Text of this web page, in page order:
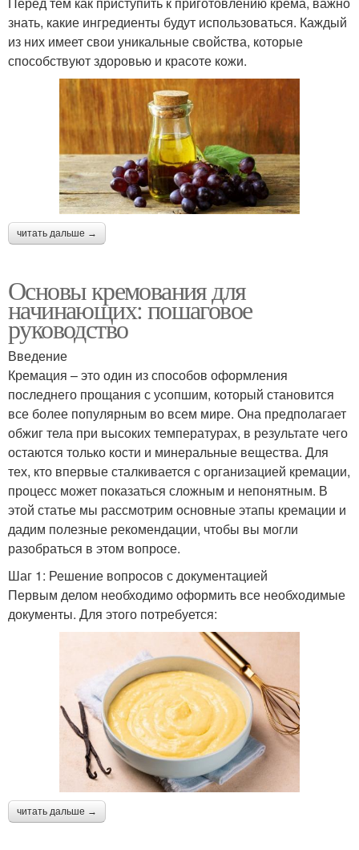
знать, какие ингредиенты будут использоваться. Каждый
из них имеет свои уникальные свойства, которые
способствуют здоровью и красоте кожи.
читать дальше →
Основы кремования для
начинающих: пошаговое
руководство
Введение
Кремация – это один из способов оформления
последнего прощания с усопшим, который становится
все более популярным во всем мире. Она предполагает
обжиг тела при высоких температурах, в результате чего
остаются только кости и минеральные вещества. Для
тех, кто впервые сталкивается с организацией кремации,
процесс может показаться сложным и непонятным. В
этой статье мы рассмотрим основные этапы кремации и
дадим полезные рекомендации, чтобы вы могли
разобраться в этом вопросе.
Шаг 1: Решение вопросов с документацией
Первым делом необходимо оформить все необходимые
документы. Для этого потребуется:
читать дальше →